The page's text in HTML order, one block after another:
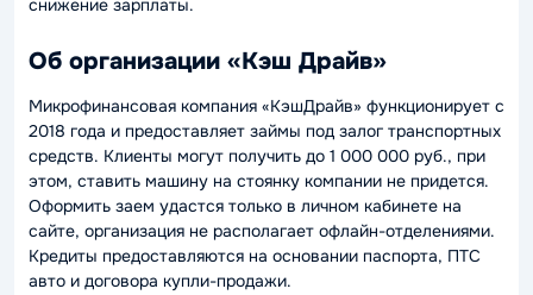
снижение зарплаты.
Об организации «Кэш Драйв»
Микрофинансовая компания «КэшДрайв» функционирует с
2018 года и предоставляет займы под залог транспортных
средств. Клиенты могут получить до 1 000 000 руб., при
этом, ставить машину на стоянку компании не придется.
Оформить заем удастся только в личном кабинете на
сайте, организация не располагает офлайн-отделениями.
Кредиты предоставляются на основании паспорта, ПТС
авто и договора купли-продажи.